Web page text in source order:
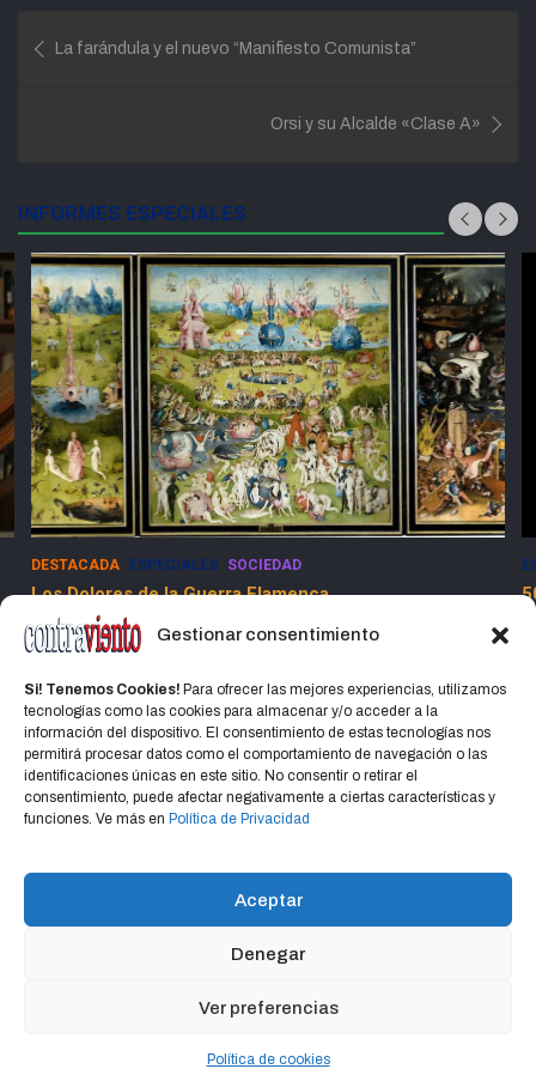
Gestionar consentimiento
Si! Tenemos Cookies! Para ofrecer las mejores experiencias, utilizamos
tecnologías como las cookies para almacenar y/o acceder a la
información del dispositivo. El consentimiento de estas tecnologías nos
permitirá procesar datos como el comportamiento de navegación o las
identificaciones únicas en este sitio. No consentir o retirar el
consentimiento, puede afectar negativamente a ciertas características y
funciones. Ve más en Política de Privacidad
Aceptar
Denegar
Ver preferencias
Política de cookies
de
La farándula y el nuevo “Manifiesto Comunista”
Orsi y su Alcalde «Clase A»
INFORMES ESPECIALES
DESTACADA ESPECIALES SOCIEDAD
Los Dolores de la Guerra Flamenca
13 marzo, 2025 Jorge Martinez Jorge
Home Política de privacidad
CONTACTO
CONTRAVIENTO
Portal Hospedado en Hosting Montevideo Más de 15 años de